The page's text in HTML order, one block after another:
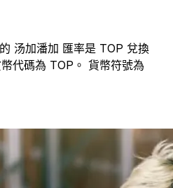
汤加潘加 匯率是 TOP 兌換
代碼為 TOP。 貨幣符號為